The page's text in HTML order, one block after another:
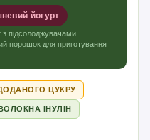
йогурт
підсолоджувачами.
порошок для приготування
ЦУКРУ
ІНУЛІН